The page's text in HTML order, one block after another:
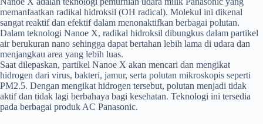
memanfaatkan radikal hidroksil (OH radical). Molekul ini dikenal
sangat reaktif dan efektif dalam menonaktifkan berbagai polutan.
Dalam teknologi Nanoe X, radikal hidroksil dibungkus dalam partikel
air berukuran nano sehingga dapat bertahan lebih lama di udara dan
menjangkau area yang lebih luas.
Saat dilepaskan, partikel Nanoe X akan mencari dan mengikat
hidrogen dari virus, bakteri, jamur, serta polutan mikroskopis seperti
PM2.5. Dengan mengikat hidrogen tersebut, polutan menjadi tidak
aktif dan tidak lagi berbahaya bagi kesehatan. Teknologi ini tersedia
pada berbagai produk AC Panasonic.